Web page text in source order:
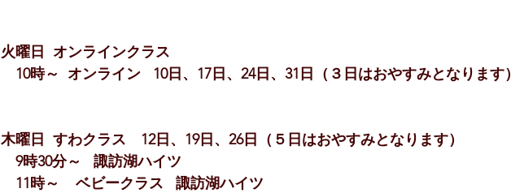
火曜日  オンラインクラス
10時～  オンライン   10日、17日、24日、31日（３日はおやすみとなります）
木曜日  すわクラス　12日、19日、26日（５日はおやすみとなります）
9時30分～   諏訪湖ハイツ
11時～    ベビークラス   諏訪湖ハイツ